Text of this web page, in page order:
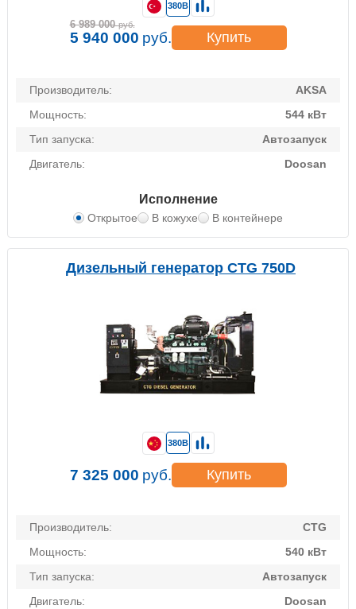
Производитель:
AKSA
Мощность:
544 кВт
Тип запуска:
Автозапуск
Двигатель:
Doosan
Исполнение
Открытое В кожухе В контейнере
380В
6 989 000 руб.
5 940 000 руб. Купить
Дизельный генератор CTG 750D
Производитель:
CTG
Мощность:
540 кВт
Тип запуска:
Автозапуск
Двигатель:
Doosan
380В
7 325 000 руб. Купить